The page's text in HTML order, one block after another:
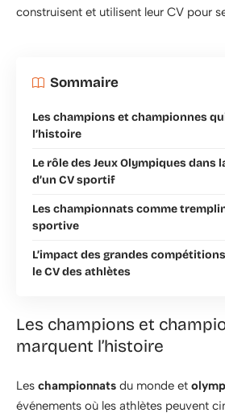
construisent et utilisent leur CV pour
Sommaire
Les champions et championnes
l’histoire
Le rôle des Jeux Olympiques dans
d’un CV sportif
Les championnats comme
sportive
L’impact des grandes
le CV des athlètes
Les champions et
marquent l’histoire
Les championnats du monde et
événements où les athlètes peuvent